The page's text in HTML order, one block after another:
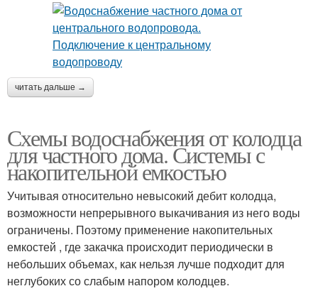
читать дальше →
Схемы водоснабжения от колодца
для частного дома. Системы с
накопительной емкостью
Учитывая относительно невысокий дебит колодца,
возможности непрерывного выкачивания из него воды
ограничены. Поэтому применение накопительных
емкостей , где закачка происходит периодически в
небольших объемах, как нельзя лучше подходит для
неглубоких со слабым напором колодцев.